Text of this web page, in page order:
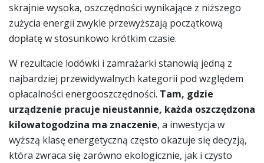
skrajnie wysoka, oszczędności wynikające z niższego
zużycia energii zwykle przewyższają początkową
dopłatę w stosunkowo krótkim czasie.
W rezultacie lodówki i zamrażarki stanowią jedną z
najbardziej przewidywalnych kategorii pod względem
opłacalności energooszczędności. Tam, gdzie
urządzenie pracuje nieustannie, każda oszczędzona
kilowatogodzina ma znaczenie, a inwestycja w
wyższą klasę energetyczną często okazuje się decyzją,
która zwraca się zarówno ekologicznie, jak i czysto